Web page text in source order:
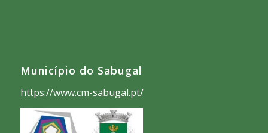
Município do Sabugal
https://www.cm-sabugal.pt/